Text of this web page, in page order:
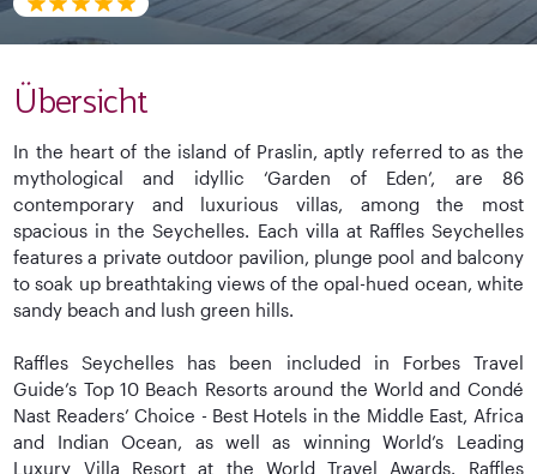
Übersicht
In the heart of the island of Praslin, aptly referred to as the
mythological and idyllic ‘Garden of Eden’, are 86
contemporary and luxurious villas, among the most
spacious in the Seychelles. Each villa at Raffles Seychelles
features a private outdoor pavilion, plunge pool and balcony
to soak up breathtaking views of the opal-hued ocean, white
sandy beach and lush green hills.
Raffles Seychelles has been included in Forbes Travel
Guide’s Top 10 Beach Resorts around the World and Condé
Nast Readers’ Choice - Best Hotels in the Middle East, Africa
and Indian Ocean, as well as winning World’s Leading
Luxury Villa Resort at the World Travel Awards. Raffles